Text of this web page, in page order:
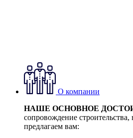
О компании
НАШЕ ОСНОВНОЕ
сопровождение
предлагаем вам: